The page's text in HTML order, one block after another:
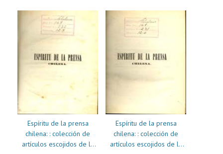
Espíritu de la prensa
chilena: : colección de
artículos escojidos de la
Espíritu de la prensa
chilena: : colección de
artículos escojidos de la